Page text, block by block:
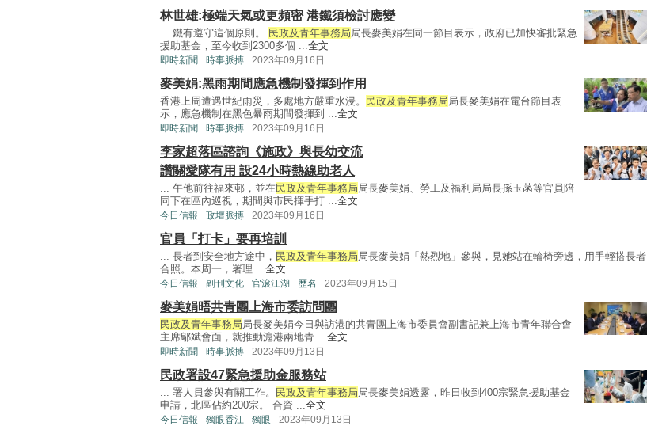
林世雄:極端天氣或更頻密 港鐵須檢討應變
... 鐵有遵守這個原則。 民政及青年事務局局長麥美娟在同一節目表示，政府已加快審批緊急
援助基金，至今收到2300多個 ...全文
即時新聞 時事脈搏 2023年09月16日
麥美娟:黑雨期間應急機制發揮到作用
香港上周遭遇世紀雨災，多處地方嚴重水浸。 民政及青年事務局局長麥美娟在電台節目表
示，應急機制在黑色暴雨期間發揮到 ...全文
即時新聞 時事脈搏 2023年09月16日
李家超落區諮詢《施政》與長幼交流
讚關愛隊有用 設24小時熱線助老人
... 午他前往福來邨，並在 民政及青年事務局局長麥美娟、勞工及福利局局長孫玉菡等官員陪
同下在區內巡視，期間與市民揮手打 ...全文
今日信報 政壇脈搏 2023年09月16日
官員「打卡」要再培訓
... 長者到安全地方途中， 民政及青年事務局局長麥美娟「熱烈地」參與，見她站在輪椅旁邊，用手輕搭長者
合照。本周一，署理 ...全文
今日信報 副刊文化 官滾江湖 歷名 2023年09月15日
麥美娟晤共青團上海市委訪問團
民政及青年事務局局長麥美娟今日與訪港的共青團上海市委員會副書記兼上海市青年聯合會
主席鄔斌會面，就推動滬港兩地青 ...全文
即時新聞 時事脈搏 2023年09月13日
民政署設47緊急援助金服務站
... 署人員參與有關工作。 民政及青年事務局局長麥美娟透露，昨日收到400宗緊急援助基金
申請，北區佔約200宗。 合資 ...全文
今日信報 獨眼香江 獨眼 2023年09月13日